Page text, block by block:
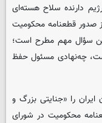
دارنده سلاح هسته‌ای
صدور قطعنامه محکومیت
سؤال مهم مطرح است؛
چه‌نهادی مسئول حفظ
را «جنایتی بزرگ و
محکومیت در شورای